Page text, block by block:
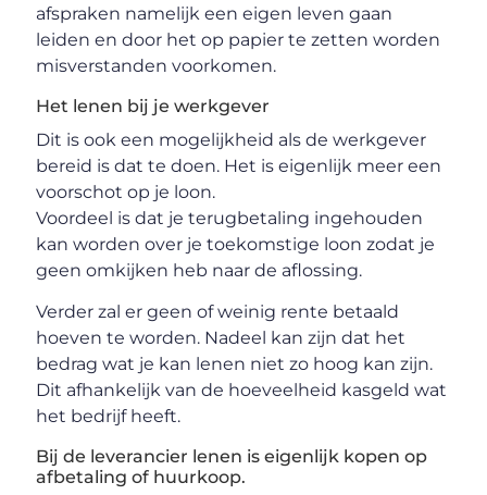
afspraken namelijk een eigen leven gaan
leiden en door het op papier te zetten worden
misverstanden voorkomen.
Het lenen bij je werkgever
Dit is ook een mogelijkheid als de werkgever
bereid is dat te doen. Het is eigenlijk meer een
voorschot op je loon.
Voordeel is dat je terugbetaling ingehouden
kan worden over je toekomstige loon zodat je
geen omkijken heb naar de aflossing.
Verder zal er geen of weinig rente betaald
hoeven te worden. Nadeel kan zijn dat het
bedrag wat je kan lenen niet zo hoog kan zijn.
Dit afhankelijk van de hoeveelheid kasgeld wat
het bedrijf heeft.
Bij de leverancier lenen is eigenlijk kopen op
afbetaling of huurkoop.